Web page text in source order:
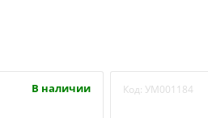
В наличии Код: УМ001184